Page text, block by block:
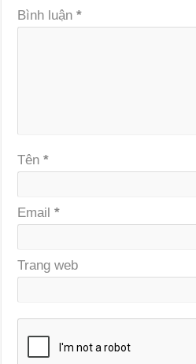
Bình luận*
Tên*
Email*
Trang web